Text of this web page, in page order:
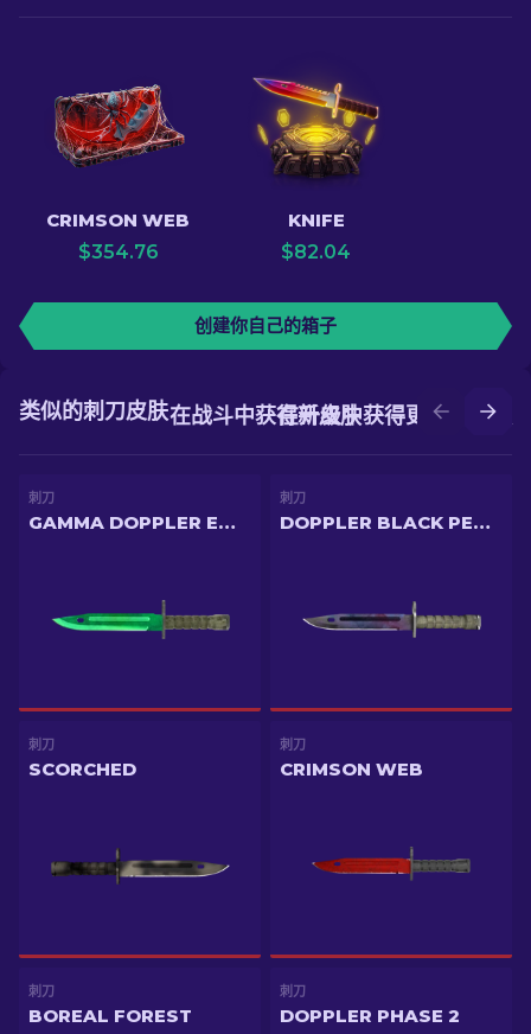
CRIMSON WEB
$354.76
KNIFE
$82.04
创建你自己的箱子
在升级中获得更好的皮肤
在战斗中获得新皮肤
类似的刺刀皮肤
刺刀
GAMMA DOPPLER EMERALD
刺刀
DOPPLER BLACK PEARL
刺刀
SCORCHED
刺刀
CRIMSON WEB
刺刀
BOREAL FOREST
刺刀
DOPPLER PHASE 2